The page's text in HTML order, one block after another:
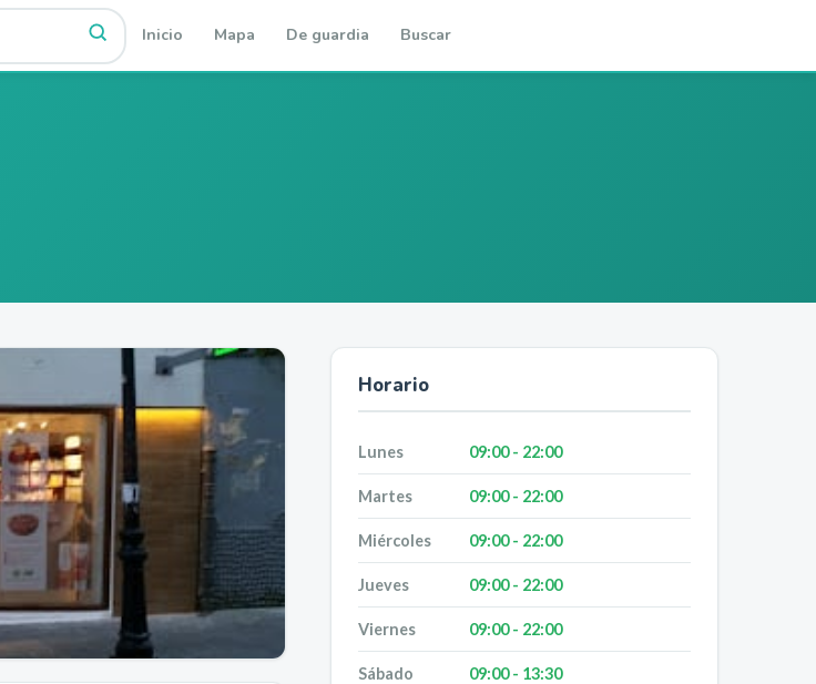
Inicio Mapa De guardia Buscar
Horario
Lunes 09:00 - 22:00
Martes 09:00 - 22:00
Miércoles 09:00 - 22:00
Jueves 09:00 - 22:00
Viernes 09:00 - 22:00
Sábado 09:00 - 13:30